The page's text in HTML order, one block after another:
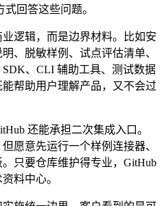
回答这些问题。
逻辑，而是边界材料。比如安
、脱敏样例、试点评估清单、
、CLI 辅助工具、测试数据
帮助用户理解产品，又不会过
还能承担二次集成入口。
愿意先运行一个样例连接器、
只要仓库维护得专业，GitHub
料中心。